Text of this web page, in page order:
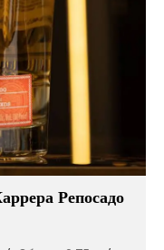
Репосадо